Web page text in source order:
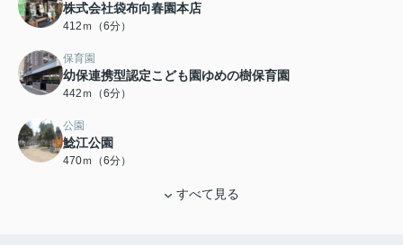
株式会社袋布向春園本店
412ｍ（6分）
保育園
幼保連携型認定こども園ゆめの樹保育園
442ｍ（6分）
公園
鯰江公園
470ｍ（6分）
すべて見る